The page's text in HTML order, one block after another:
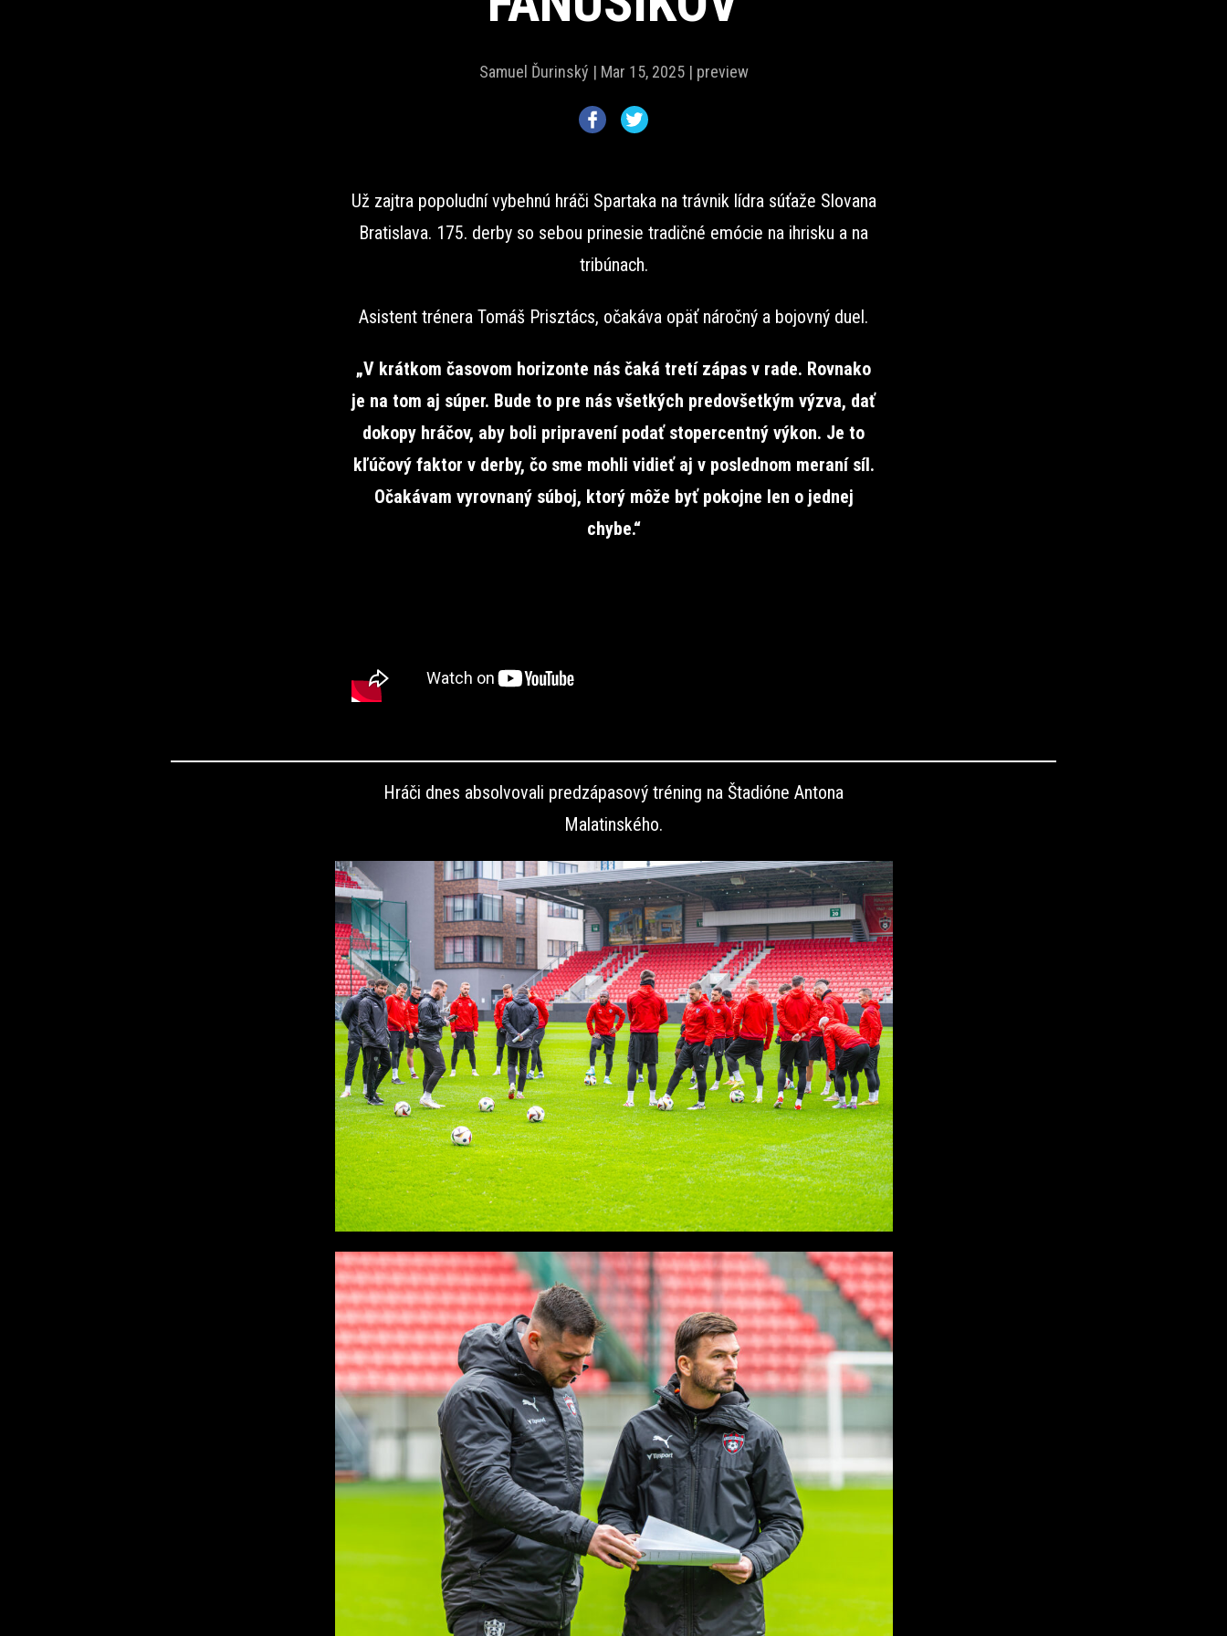
Samuel Ďurinský | Mar 15, 2025 | preview
Už zajtra popoludní vybehnú hráči Spartaka na trávnik lídra súťaže Slovana
Bratislava. 175. derby so sebou prinesie tradičné emócie na ihrisku a na
tribúnach.
Asistent trénera Tomáš Prisztács, očakáva opäť náročný a bojovný duel.
„V krátkom časovom horizonte nás čaká tretí zápas v rade. Rovnako
je na tom aj súper. Bude to pre nás všetkých predovšetkým výzva, dať
dokopy hráčov, aby boli pripravení podať stopercentný výkon. Je to
kľúčový faktor v derby, čo sme mohli vidieť aj v poslednom meraní síl.
Očakávam vyrovnaný súboj, ktorý môže byť pokojne len o jednej
chybe.“
Hráči dnes absolvovali predzápasový tréning na Štadióne Antona
Malatinského.